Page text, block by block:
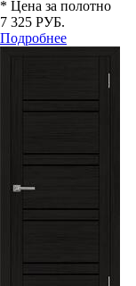
* Цена за полотно
7 325 РУБ.
Подробнее